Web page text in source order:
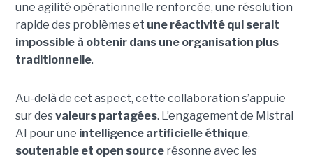
une agilité opérationnelle renforcée, une résolution
rapide des problèmes et une réactivité qui serait
impossible à obtenir dans une organisation plus
traditionnelle.
Au-delà de cet aspect, cette collaboration s’appuie
sur desvaleurs partagées. L’engagement de Mistral
AI pour une intelligence artificielle éthique,
soutenable et open sourcerésonne avec les